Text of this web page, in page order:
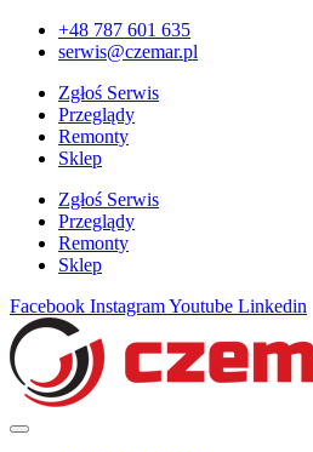
+48 787 601 635
serwis@czemar.pl
Zgłoś Serwis
Przeglądy
Remonty
Sklep
Zgłoś Serwis
Przeglądy
Remonty
Sklep
Facebook InstagramYoutube Linkedin